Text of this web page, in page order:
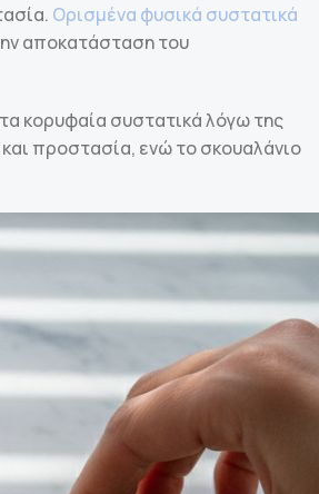
Ορισμένα φυσικά συστατικά
αποκατάσταση του
κορυφαία συστατικά λόγω της
προστασία, ενώ το σκουαλάνιο